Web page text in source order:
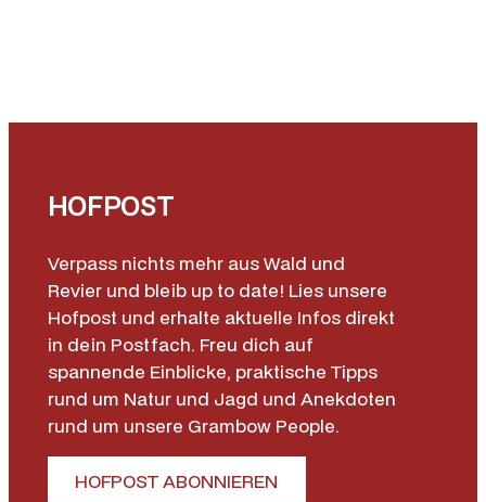
HOFPOST
Verpass nichts mehr aus Wald und
Revier und bleib up to date! Lies unsere
Hofpost und erhalte aktuelle Infos direkt
in dein Postfach. Freu dich auf
spannende Einblicke, praktische Tipps
rund um Natur und Jagd und Anekdoten
rund um unsere Grambow People.
HOFPOST ABONNIEREN